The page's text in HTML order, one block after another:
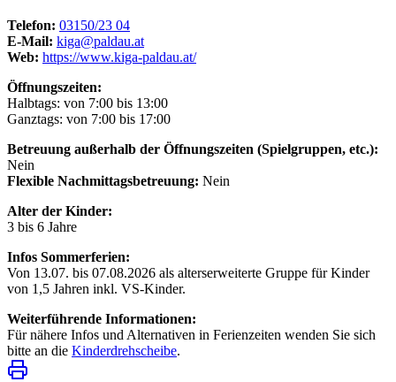
Telefon: 03150/23 04
E-Mail: kiga@paldau.at
Web: https://www.kiga-paldau.at/
Öffnungszeiten:
Halbtags: von 7:00 bis 13:00
Ganztags: von 7:00 bis 17:00
Betreuung außerhalb der Öffnungszeiten (Spielgruppen, etc.):
Nein
Flexible Nachmittagsbetreuung: Nein
Alter der Kinder:
3 bis 6 Jahre
Infos Sommerferien:
Von 13.07. bis 07.08.2026 als alterserweiterte Gruppe für Kinder
von 1,5 Jahren inkl. VS-Kinder.
Weiterführende Informationen:
Für nähere Infos und Alternativen in Ferienzeiten wenden Sie sich
bitte an die Kinderdrehscheibe.